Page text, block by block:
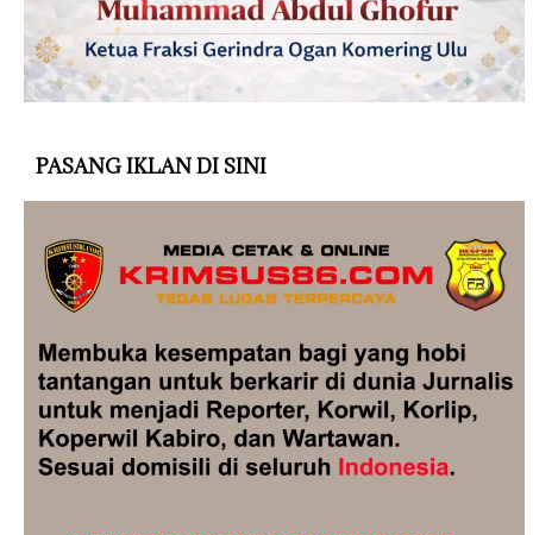
PASANG IKLAN DI SINI